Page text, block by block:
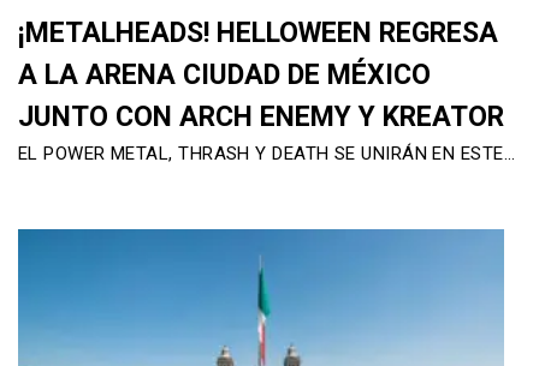
¡METALHEADS! HELLOWEEN REGRESA
A LA ARENA CIUDAD DE MÉXICO
JUNTO CON ARCH ENEMY Y KREATOR
EL POWER METAL, THRASH Y DEATH SE UNIRÁN EN ESTE…